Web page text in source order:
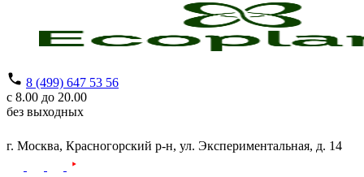
8 (499) 647 53 56
с 8.00 до 20.00
без выходных
г. Москва, Красногорский р-н, ул. Экспериментальная, д. 14